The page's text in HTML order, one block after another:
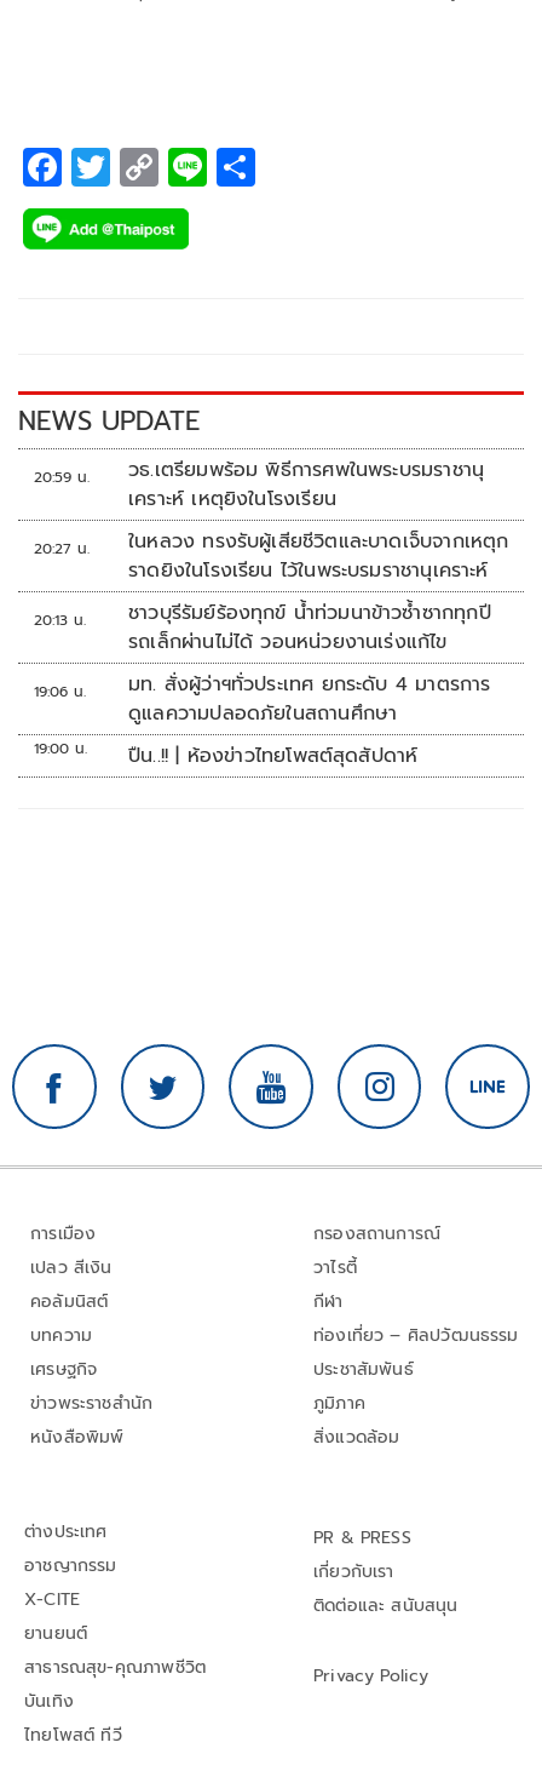
F
ac
e
k
T
wi
tt
C
o
p
k
Li
NEWS UPDATE
20:59 น.
วธ.เตรียมพร้อม พิธีการศพในพระบรมราชานุ
เคราะห์ เหตุยิงในโรงเรียน
20:27 น.
ในหลวง ทรงรับผู้เสียชีวิตและบาดเจ็บจากเหตุก
ราดยิงในโรงเรียน ไว้ในพระบรมราชานุเคราะห์
20:13 น.
ชาวบุรีรัมย์ร้องทุกข์ น้ำท่วมนาข้าวซ้ำซากทุกปี
รถเล็กผ่านไม่ได้ วอนหน่วยงานเร่งแก้ไข
19:06 น.
มท. สั่งผู้ว่าฯทั่วประเทศ ยกระดับ 4 มาตรการ
ดูแลความปลอดภัยในสถานศึกษา
19:00 น. ปืน..!! | ห้องข่าวไทยโพสต์สุดสัปดาห์
การเมือง
เปลว สีเงิน
คอลัมนิสต์
บทความ
เศรษฐกิจ
ข่าวพระราชสำนัก
หนังสือพิมพ์
กรองสถานการณ์
วาไรตี้
กีฬา
ท่องเที่ยว – ศิลปวัฒนธรรม
ประชาสัมพันธ์
ภูมิภาค
สิ่งแวดล้อม
ต่างประเทศ
อาชญากรรม
X-CITE
ยานยนต์
สาธารณสุข-คุณภาพชีวิต
บันเทิง
ไทยโพสต์ ทีวี
PR & PRESS
เกี่ยวกับเรา
ติดต่อและ สนับสนุน
Privacy Policy